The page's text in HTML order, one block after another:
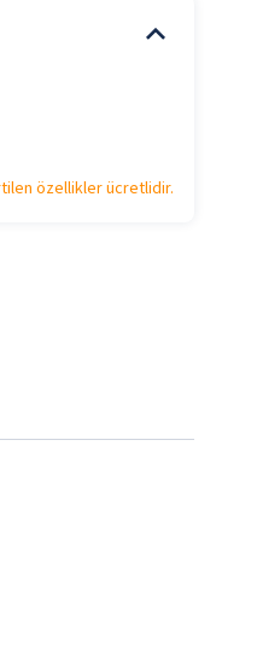
özellikler ücretlidir.